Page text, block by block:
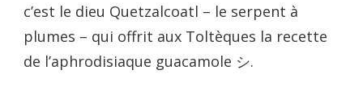
c’est le dieu Quetzalcoatl – le serpent à
plumes – qui offrit aux Toltèques la recette
de l’aphrodisiaque guacamole シ.